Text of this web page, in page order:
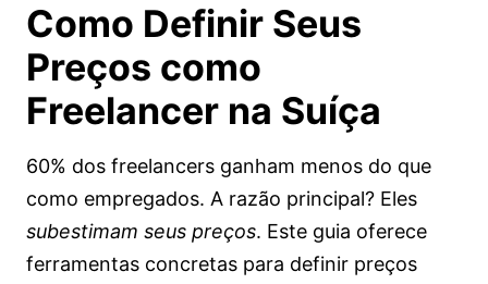
Como Definir Seus
Preços como
Freelancer na Suíça
60% dos freelancers ganham menos do que
como empregados. A razão principal? Eles
subestimam seus preços. Este guia oferece
ferramentas concretas para definir preços